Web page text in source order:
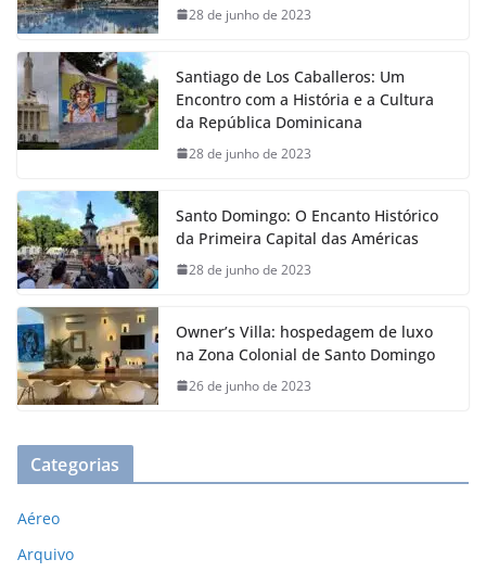
28 de junho de 2023
Santiago de Los Caballeros: Um
Encontro com a História e a Cultura
da República Dominicana
28 de junho de 2023
Santo Domingo: O Encanto Histórico
da Primeira Capital das Américas
28 de junho de 2023
Owner’s Villa: hospedagem de luxo
na Zona Colonial de Santo Domingo
26 de junho de 2023
Categorias
Aéreo
Arquivo